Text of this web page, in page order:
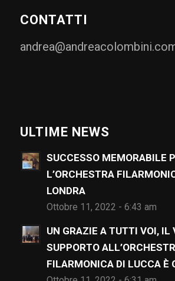
CONTATTI
ULTIME NEWS
SUCCESSO MEMORABILE
L’ORCHESTRA
LONDRA
Ottobre 11, 2022 - 6:43 am
UN GRAZIE A TUTTI VOI, IL
SUPPORTO
FILARMONICA DI LUCCA È